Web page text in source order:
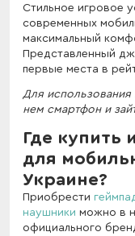
Стильное игровое
современных
максимальный
Представленный
первые места в
Для использования
нем смартфон и
Где купить
для
Украине?
Приобрести
наушники можно в
официального